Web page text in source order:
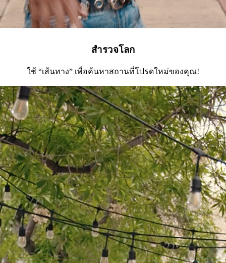
สำรวจโลก
ใช้ “เส้นทาง” เพื่อค้นหาสถานที่โปรดใหม่ของคุณ!